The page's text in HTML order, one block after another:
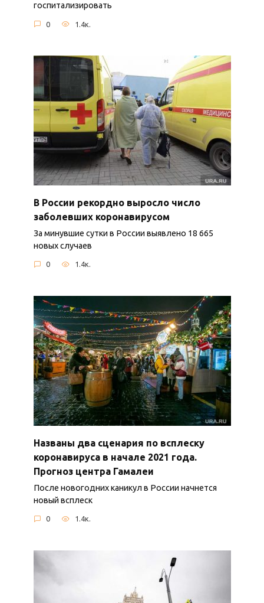
госпитализировать
0 1.4к.
В России рекордно выросло число
заболевших коронавирусом
За минувшие сутки в России выявлено 18 665
новых случаев
0 1.4к.
Названы два сценария по всплеску
коронавируса в начале 2021 года.
Прогноз центра Гамалеи
После новогодних каникул в России начнется
новый всплеск
0 1.4к.